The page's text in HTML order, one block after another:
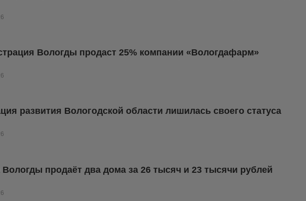
Вологды продаст 25% компании «Вологдафарм»
развития Вологодской области лишилась своего статуса
Вологды продаёт два дома за 26 тысяч и 23 тысячи рублей